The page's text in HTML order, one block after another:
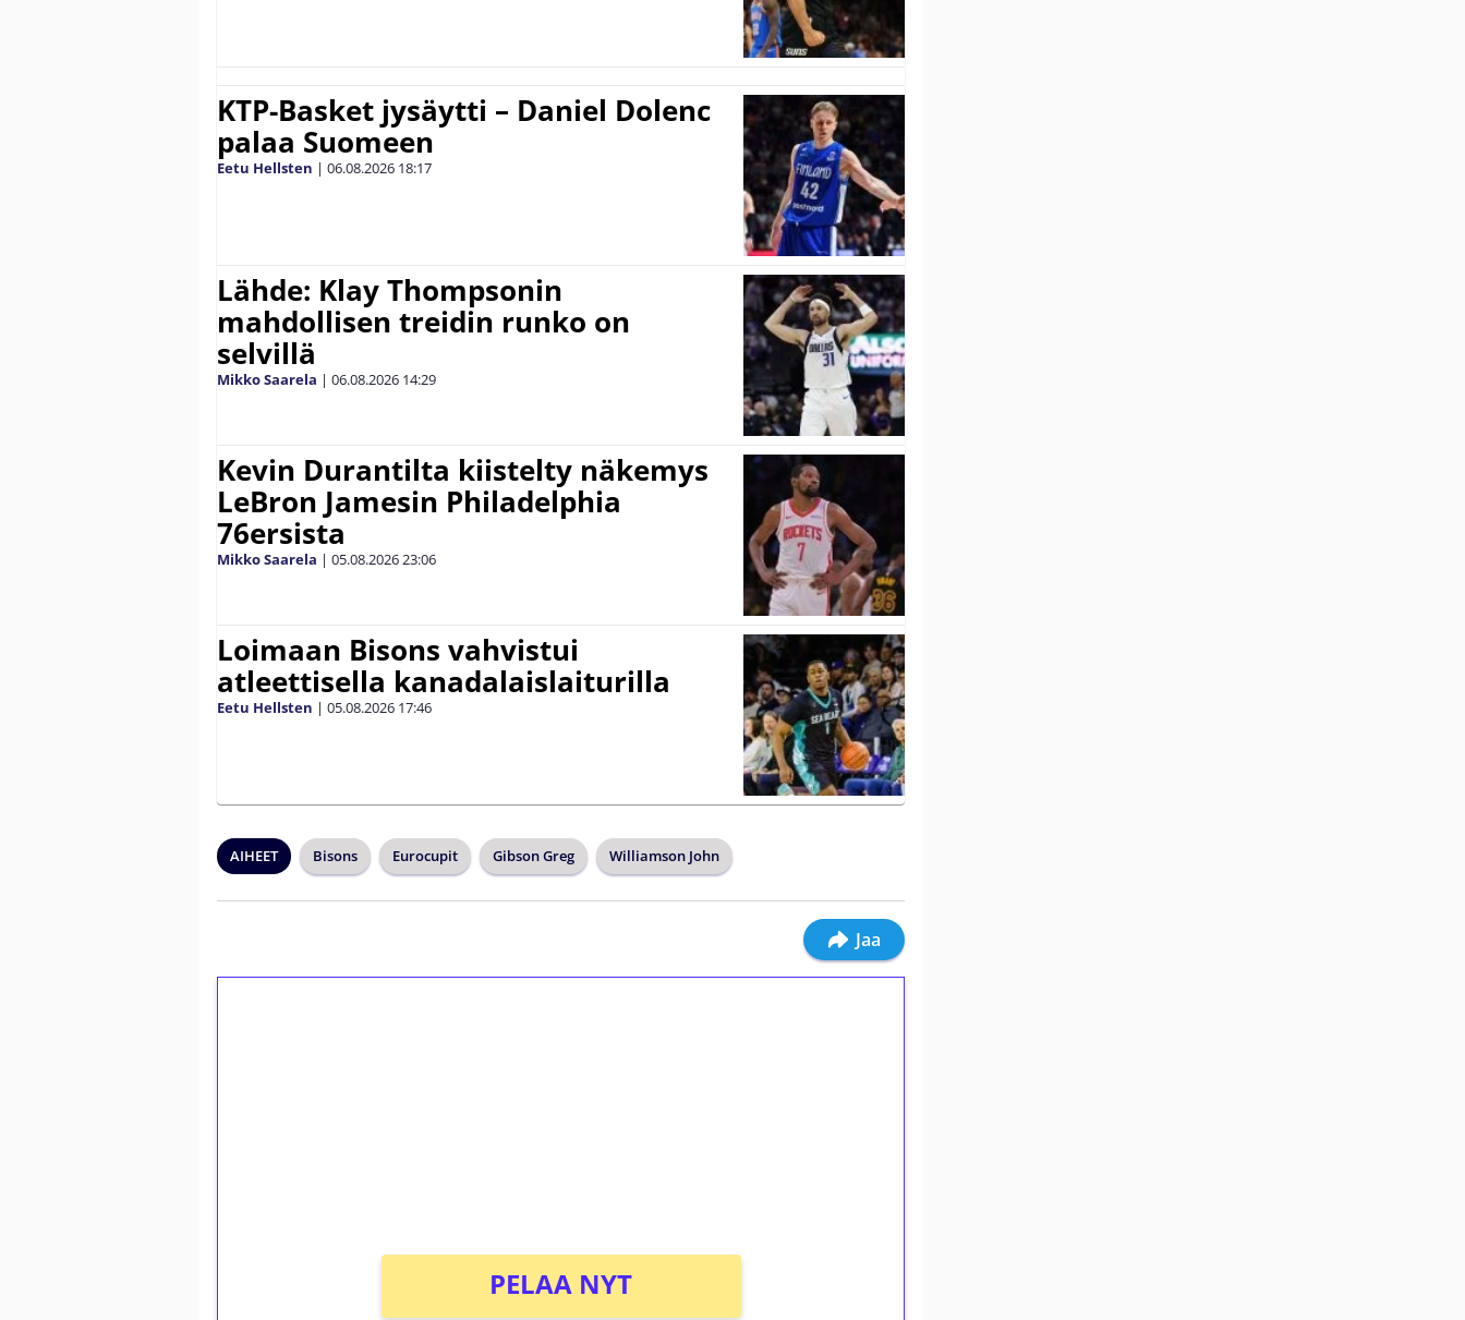
KTP-Basket jysäytti – Daniel Dolenc
palaa Suomeen
Eetu Hellsten | 06.08.2026 18:17
Lähde: Klay Thompsonin
mahdollisen treidin runko on
selvillä
Mikko Saarela | 06.08.2026 14:29
Kevin Durantilta kiistelty näkemys
LeBron Jamesin Philadelphia
76ersista
Mikko Saarela | 05.08.2026 23:06
Loimaan Bisons vahvistui
atleettisella kanadalaislaiturilla
Eetu Hellsten | 05.08.2026 17:46
AIHEET Bisons Eurocupit Gibson Greg Williamson John
Jaa
PELAA NYT